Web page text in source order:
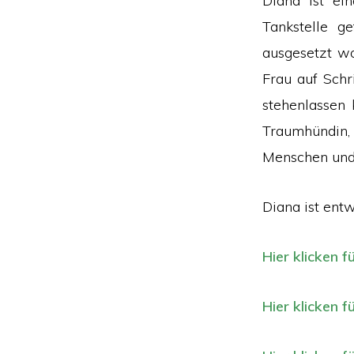
Tankstelle
ausgesetzt
Frau auf
Menschen
Diana ist
Hier klicken
Hier klicken